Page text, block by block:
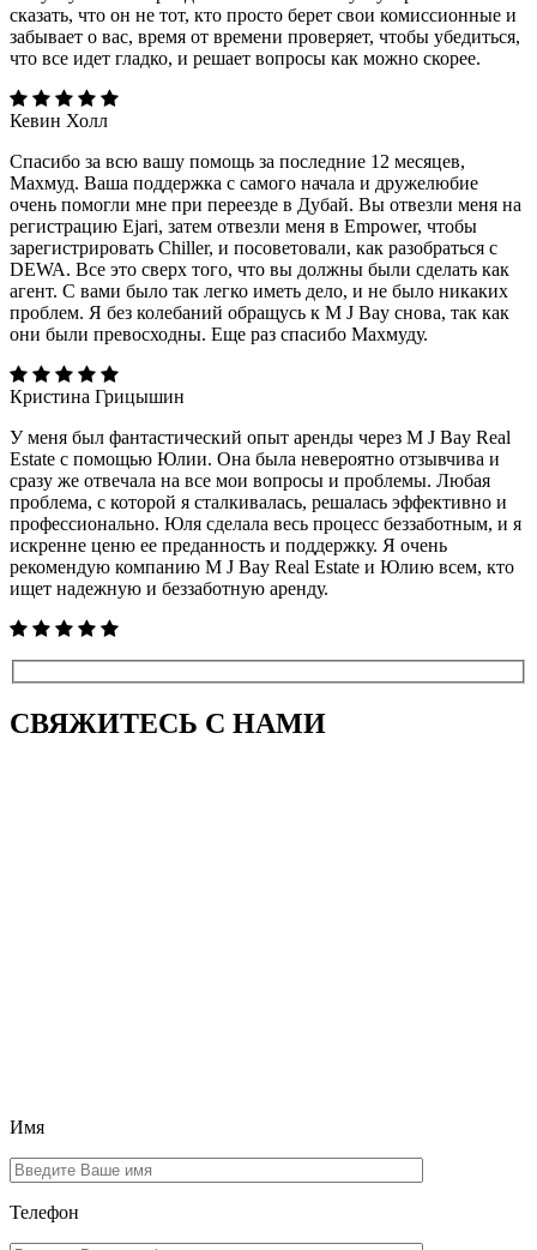
сказать, что он не тот, кто просто берет свои комиссионные и
забывает о вас, время от времени проверяет, чтобы убедиться,
что все идет гладко, и решает вопросы как можно скорее.
Кевин Холл
Спасибо за всю вашу помощь за последние 12 месяцев,
Махмуд. Ваша поддержка с самого начала и дружелюбие
очень помогли мне при переезде в Дубай. Вы отвезли меня на
регистрацию Ejari, затем отвезли меня в Empower, чтобы
зарегистрировать Chiller, и посоветовали, как разобраться с
DEWA. Все это сверх того, что вы должны были сделать как
агент. С вами было так легко иметь дело, и не было никаких
проблем. Я без колебаний обращусь к M J Bay снова, так как
они были превосходны. Еще раз спасибо Махмуду.
Кристина Грицышин
У меня был фантастический опыт аренды через M J Bay Real
Estate с помощью Юлии. Она была невероятно отзывчива и
сразу же отвечала на все мои вопросы и проблемы. Любая
проблема, с которой я сталкивалась, решалась эффективно и
профессионально. Юля сделала весь процесс беззаботным, и я
искренне ценю ее преданность и поддержку. Я очень
рекомендую компанию M J Bay Real Estate и Юлию всем, кто
ищет надежную и беззаботную аренду.
СВЯЖИТЕСЬ С НАМИ
Имя
Телефон